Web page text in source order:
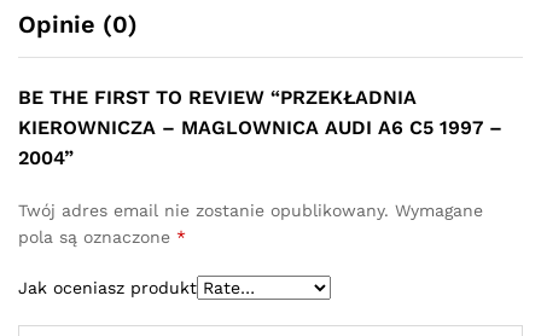
Opinie (0)
BE THE FIRST TO REVIEW “PRZEKŁADNIA
KIEROWNICZA – MAGLOWNICA AUDI A6 C5 1997 –
2004”
Twój adres email nie zostanie opublikowany. Wymagane
pola są oznaczone *
Jak oceniasz produkt